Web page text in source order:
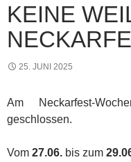
KEINE
25. JUNI 2025
Am Neckarfest-
geschlossen.
Vom27.06. bis zum